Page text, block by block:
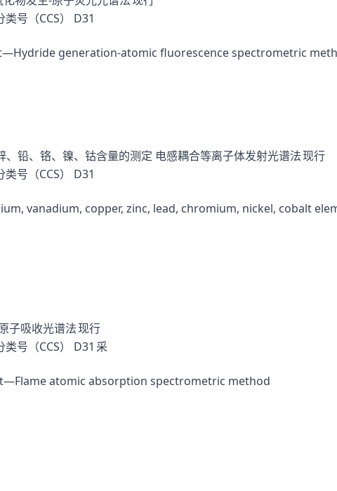
号（CCS）
D31
generation-atomic fluorescence spectrometric
、铅、铬、镍、钴含量的测定 电感耦合等离子体发射光谱法现行
号（CCS）
D31
vanadium, copper, zinc, lead, chromium, nickel, cobalt
子吸收光谱法现行
号（CCS） D31 采
atomic absorption spectrometric method